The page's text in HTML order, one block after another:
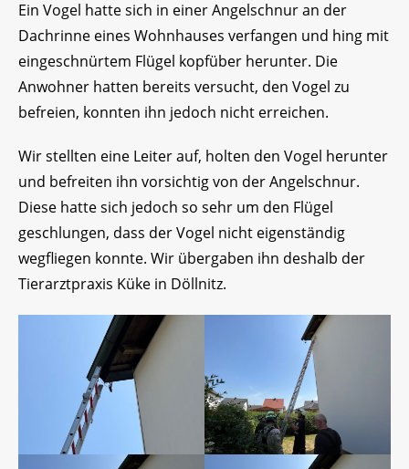
Ein Vogel hatte sich in einer Angelschnur an der
Dachrinne eines Wohnhauses verfangen und hing mit
eingeschnürtem Flügel kopfüber herunter. Die
Anwohner hatten bereits versucht, den Vogel zu
befreien, konnten ihn jedoch nicht erreichen.
Wirstellten eine Leiter auf, holten den Vogel herunter
und befreiten ihn vorsichtig von der Angelschnur.
Diese hatte sich jedoch so sehr um den Flügel
geschlungen, dass der Vogel nicht eigenständig
wegfliegen konnte. Wir übergaben ihn deshalb der
Tierarztpraxis Küke in Döllnitz.